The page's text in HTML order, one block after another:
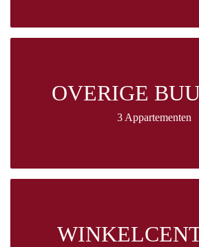
OVERIGE
3 Appartementen